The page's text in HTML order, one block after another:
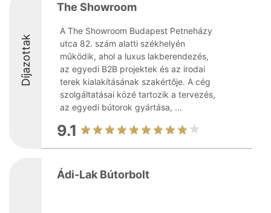
Díjazottak
The Showroom
A The Showroom Budapest Petneházy
utca 82. szám alatti székhelyén
működik, ahol a luxus lakberendezés,
az egyedi B2B projektek és az irodai
terek kialakításának szakértője. A cég
szolgáltatásai közé tartozik a tervezés,
az egyedi bútorok gyártása, ...
9.1
Ádi-Lak Bútorbolt